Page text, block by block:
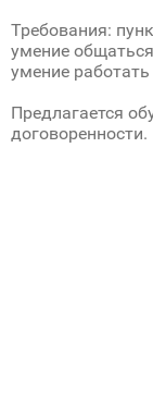
Требования:
умение
умение работать
Предлагается
договоренности.